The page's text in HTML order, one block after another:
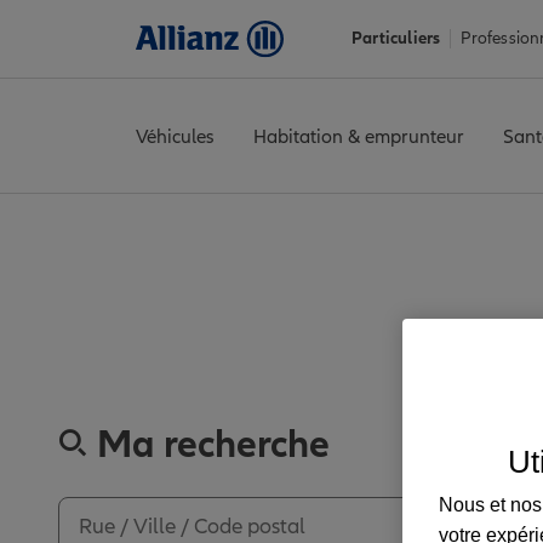
Particuliers
Véhicules Habitation & emprunteur
Ma recherche
Nous et
votre